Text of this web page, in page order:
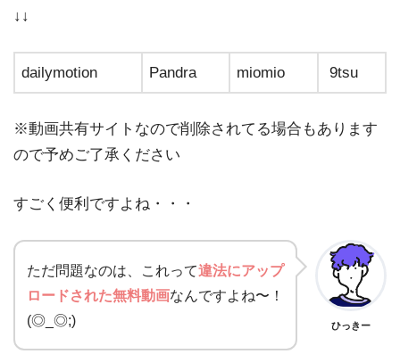
↓↓
dailymotion Pandra miomio 9tsu
※動画共有サイトなので削除されてる場合もあります
ので予めご了承ください
すごく便利ですよね・・・
ただ問題なのは、これって違法にアップ
ロードされた無料動画なんですよね〜！
(◎_◎;)
ひっきー